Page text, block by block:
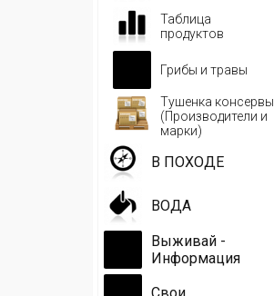
Таблица
продуктов
Грибы и травы
Тушенка консервы
(Производители и
марки)
В ПОХОДЕ
ВОДА
Выживай -
Информация